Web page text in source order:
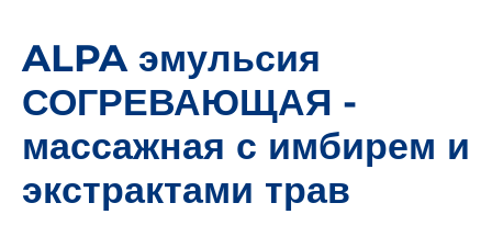
ALPA эмульсия
СОГРЕВАЮЩАЯ -
массажная с имбирем и
экстрактами трав